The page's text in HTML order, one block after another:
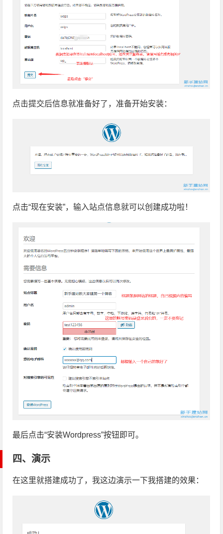
点击提交后信息就准备好了，准备开始安装：
点击“现在安装”，输入站点信息就可以创建成功啦！
最后点击“安装Wordpress”按钮即可。
四、演示
在这里就搭建成功了，我这边演示一下我搭建的效果：